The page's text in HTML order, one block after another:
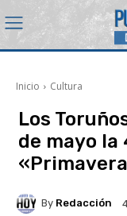
Inicio Cultura
Los
de mayo la
By Redacción